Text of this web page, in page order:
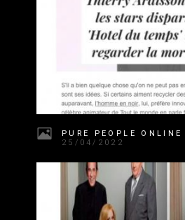
PURE PEOPLE ONLINE
25/04/2022